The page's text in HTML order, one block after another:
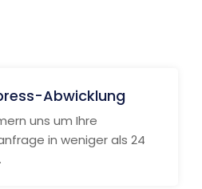
Abwicklung
uns um Ihre
in weniger als 24